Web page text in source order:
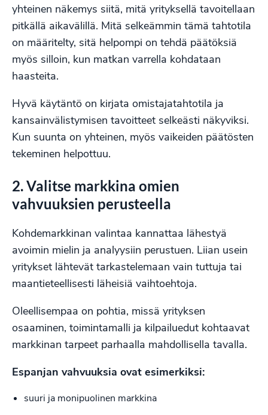
yhteinen näkemys siitä, mitä yrityksellä tavoitellaan
pitkällä aikavälillä. Mitä selkeämmin tämä tahtotila
on määritelty, sitä helpompi on tehdä päätöksiä
myös silloin, kun matkan varrella kohdataan
haasteita.
Hyvä käytäntö on kirjata omistajatahtotila ja
kansainvälistymisen tavoitteet selkeästi näkyviksi.
Kun suunta on yhteinen, myös vaikeiden päätösten
tekeminen helpottuu.
2. Valitse markkina omien
vahvuuksien perusteella
Kohdemarkkinan valintaa kannattaa lähestyä
avoimin mielin ja analyysiin perustuen. Liian usein
yritykset lähtevät tarkastelemaan vain tuttuja tai
maantieteellisesti läheisiä vaihtoehtoja.
Oleellisempaa on pohtia, missä yrityksen
osaaminen, toimintamalli ja kilpailuedut kohtaavat
markkinan tarpeet parhaalla mahdollisella tavalla.
Espanjan vahvuuksia ovat esimerkiksi:
suuri ja monipuolinen markkina